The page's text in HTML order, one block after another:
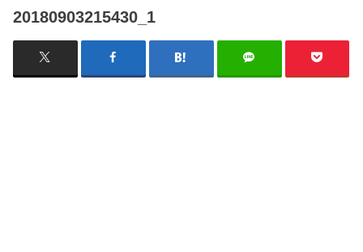
20180903215430_1